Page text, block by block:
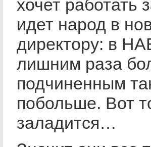
хочет работать
идет народ в
директору: в
лишним раза
подчиненным
побольше. Вот
заладится…